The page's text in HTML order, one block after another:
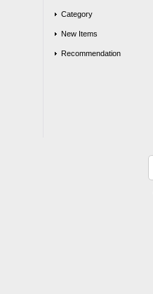
Category
New Items
Recommendation